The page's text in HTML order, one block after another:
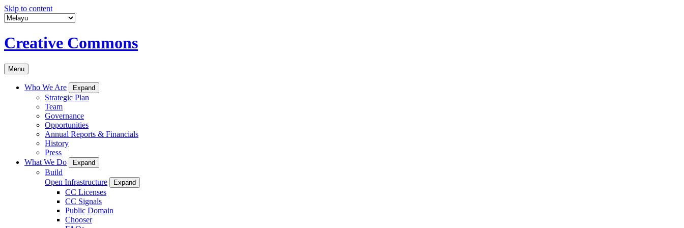
Skip to content
Creative Commons
Menu
Who We Are Expand
Strategic Plan
Team
Governance
Opportunities
Annual Reports & Financials
History
Press
What We Do
Expand
Build
Open Infrastructure
Expand
CC Licenses
CC Signals
Public Domain
Chooser